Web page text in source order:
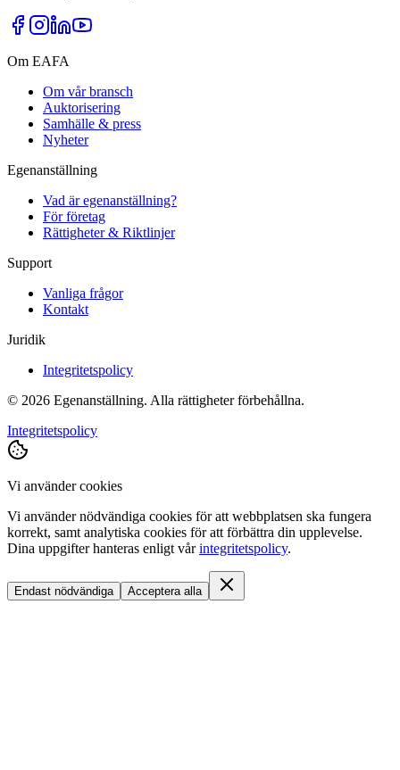
Om EAFA
Om vår bransch
Auktorisering
Samhälle & press
Nyheter
Egenanställning
Vad är egenanställning?
För företag
Rättigheter & Riktlinjer
Support
Vanliga frågor
Kontakt
Juridik
Integritetspolicy
© 2026 Egenanställning. Alla rättigheter förbehållna.
Integritetspolicy
Vi använder cookies
Vi använder nödvändiga cookies för att webbplatsen ska fungera
korrekt, samt analytiska cookies för att förbättra din upplevelse.
Dina uppgifter hanteras enligt vår integritetspolicy.
Endast nödvändiga Acceptera alla